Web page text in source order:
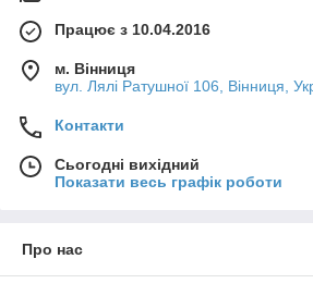
Працює з 10.04.2016
м. Вінниця
вул. Лялі Ратушної 106, Вінниця,
Контакти
Сьогодні вихідний
Показати весь графік роботи
Про нас